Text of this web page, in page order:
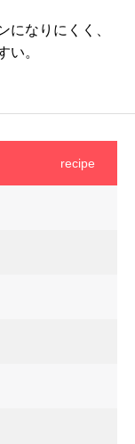
なりにくく、
い。
recipe